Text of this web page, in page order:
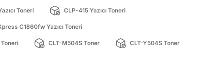
Toneri CLP-415 Yazıcı Toneri
C1860fw Yazıcı Toneri
Toneri CLT-M504S Toner CLT-Y504S Toner